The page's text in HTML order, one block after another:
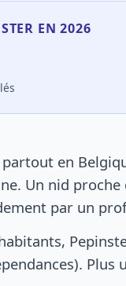
EN 2026
en
Un nid
par un